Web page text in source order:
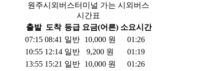
원주시외버스터미널 가는 시외버스
시간표
출발 도착 등급 요금(어른) 소요시간
07:15 08:41 일반 10,000 원
01:26
10:55 12:14 일반 9,200 원
01:19
13:55 15:21 일반 10,000 원
01:26